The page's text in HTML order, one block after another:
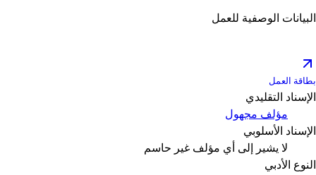
البيانات الوصفية للعمل
بطاقة العمل
الإسناد التقليدي
مؤلف مجهول
الإسناد الأسلوبي
لا يشير إلى أي مؤلف غير حاسم
النوع الأدبي